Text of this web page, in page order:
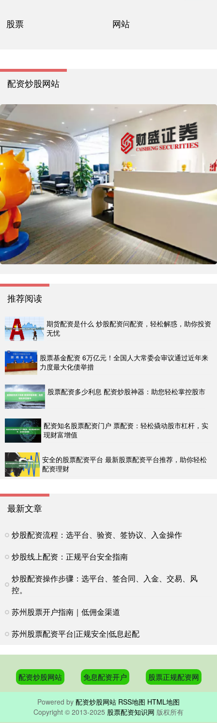
股票 网站
配资炒股网站
推荐阅读
期货配资是什么 炒股配资问配资，轻松解惑，助你投资
无忧
股票基金配资 6万亿元！全国人大常委会审议通过近年来
力度最大化债举措
股票配资多少利息 配资炒股神器：助您轻松掌控股市
配资知名股票配资门户 票配资：轻松撬动股市杠杆，实
现财富增值
安全的股票配资平台 最新股票配资平台推荐，助你轻松
配资理财
最新文章
炒股配资流程：选平台、验资、签协议、入金操作
炒股线上配资：正规平台安全指南
炒股配资操作步骤：选平台、签合同、入金、交易、风
控。
苏州股票开户指南｜低佣金渠道
苏州股票配资平台|正规安全|低息起配
配资炒股网站 免息配资开户 股票正规配资网
Powered by 配资炒股网站 RSS地图 HTML地图
Copyright © 2013-2025 股票配资知识网 版权所有